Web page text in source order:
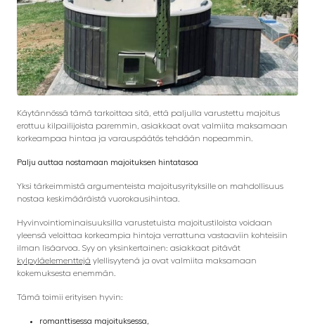
Käytännössä tämä tarkoittaa sitä, että paljulla varustettu majoitus
erottuu kilpailijoista paremmin, asiakkaat ovat valmiita maksamaan
korkeampaa hintaa ja varauspäätös tehdään nopeammin.
Palju auttaa nostamaan majoituksen hintatasoa
Yksi tärkeimmistä argumenteista majoitusyrityksille on mahdollisuus
nostaa keskimääräistä vuorokausihintaa.
Hyvinvointiominaisuuksilla varustetuista majoitustiloista voidaan
yleensä veloittaa korkeampia hintoja verrattuna vastaaviin kohteisiin
ilman lisäarvoa. Syy on yksinkertainen: asiakkaat pitävät
kylpyläelementtejä ylellisyytenä ja ovat valmiita maksamaan
kokemuksesta enemmän.
Tämä toimii erityisen hyvin:
romanttisessa majoituksessa,